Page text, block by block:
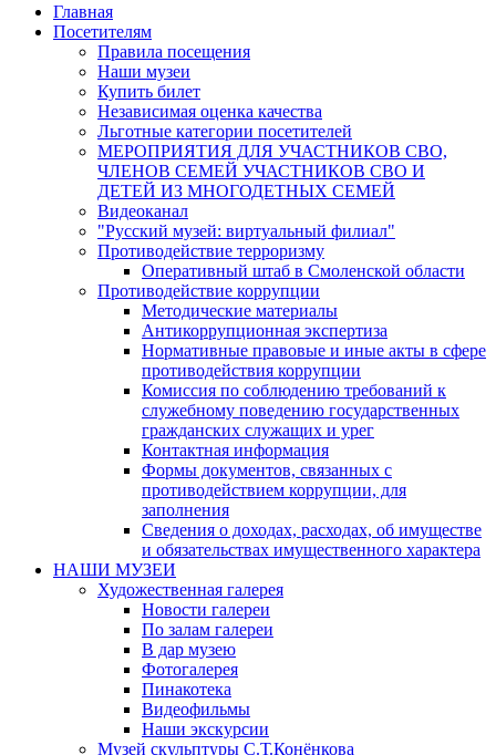
Главная
Посетителям
Правила посещения
Наши музеи
Купить билет
Независимая оценка качества
Льготные категории посетителей
МЕРОПРИЯТИЯ ДЛЯ УЧАСТНИКОВ СВО,
ЧЛЕНОВ СЕМЕЙ УЧАСТНИКОВ СВО И
ДЕТЕЙ ИЗ МНОГОДЕТНЫХ СЕМЕЙ
Видеоканал
"Русский музей: виртуальный филиал"
Противодействие терроризму
Оперативный штаб в Смоленской области
Противодействие коррупции
Методические материалы
Антикоррупционная экспертиза
Нормативные правовые и иные акты в сфере
противодействия коррупции
Комиссия по соблюдению требований к
служебному поведению государственных
гражданских служащих и урег
Контактная информация
Формы документов, связанных с
противодействием коррупции, для
заполнения
Сведения о доходах, расходах, об имуществе
и обязательствах имущественного характера
НАШИ МУЗЕИ
Художественная галерея
Новости галереи
По залам галереи
В дар музею
Фотогалерея
Пинакотека
Видеофильмы
Наши экскурсии
Музей скульптуры С.Т.Конёнкова